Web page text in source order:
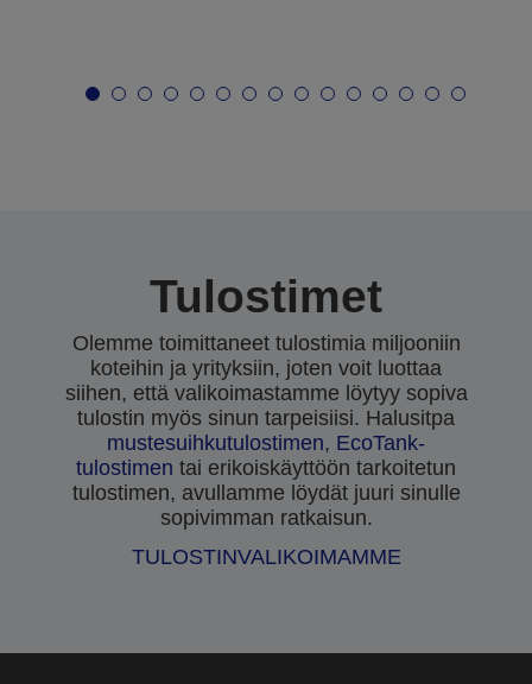
Tulostimet
Olemme toimittaneet tulostimia miljooniin
koteihin ja yrityksiin, joten voit luottaa
siihen, että valikoimastamme löytyy sopiva
tulostin myös sinun tarpeisiisi. Halusitpa
mustesuihkutulostimen, EcoTank-
tulostimen tai erikoiskäyttöön tarkoitetun
tulostimen, avullamme löydät juuri sinulle
sopivimman ratkaisun.
TULOSTINVALIKOIMAMME